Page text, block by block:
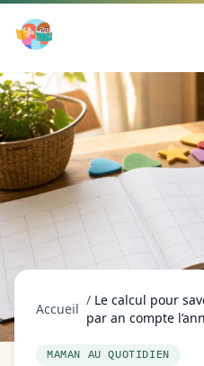
Accueil
/ Le calcul pour
par an compte
MAMAN AU QUOTIDIEN